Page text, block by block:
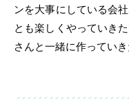
ンを大事にしている会
とも楽しくやっていき
さんと一緒に作ってい